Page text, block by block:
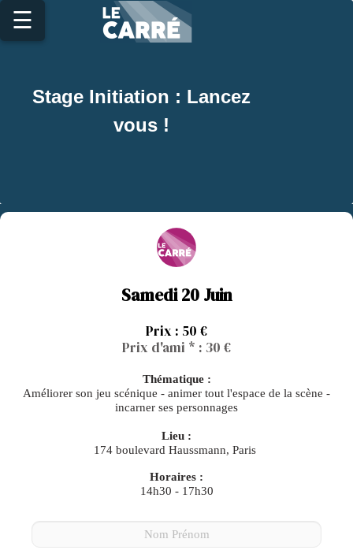
Stage Initiation : Lancez
vous !
☰
Samedi 20 Juin
Prix : 50 €
Prix d'ami * : 30 €
Thématique :
Améliorer son jeu scénique - animer tout l'espace de la scène -
incarner ses personnages
Lieu :
174 boulevard Haussmann, Paris
Horaires :
14h30 - 17h30